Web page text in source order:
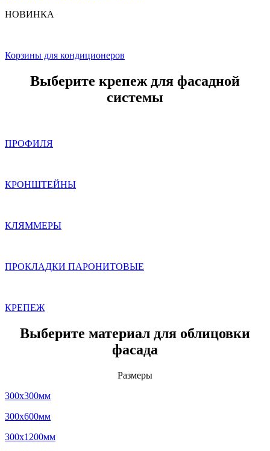
НОВИНКА
Корзины для кондиционеров
Выберите крепеж для фасадной
системы
ПРОФИЛЯ
КРОНШТЕЙНЫ
КЛЯММЕРЫ
ПРОКЛАДКИ ПАРОНИТОВЫЕ
КРЕПЕЖ
Выберите материал для облицовки
фасада
Размеры
300x300мм
300x600мм
300x1200мм